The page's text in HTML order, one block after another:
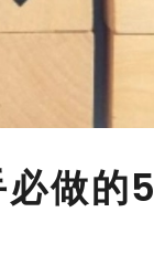
做的